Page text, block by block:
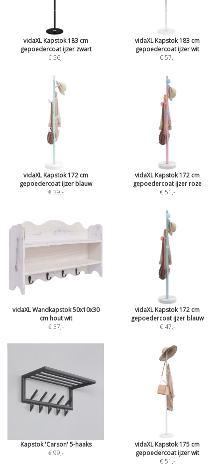
vidaXL Kapstok 183 cm
gepoedercoat ijzer zwart
€ 56,-
vidaXL Kapstok 183 cm
gepoedercoat ijzer wit
€ 57,-
vidaXL Kapstok 172 cm
gepoedercoat ijzer blauw
€ 39,-
vidaXL Kapstok 172 cm
gepoedercoat ijzer roze
€ 51 ,-
vidaXL Wandkapstok 50x10x30
cm hout wit
€ 37,-
vidaXL Kapstok 172 cm
gepoedercoat ijzer blauw
€ 47,-
Kapstok 'Carson' 5-haaks
€ 99,-
vidaXL Kapstok 175 cm
gepoedercoat ijzer wit
€ 51 ,-